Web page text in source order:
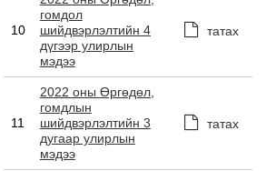
10
гомдол
шийдвэрлэлтийн 4
дүгээр улирлын
мэдээ
татах
11
2022 оны Өргөдөл,
гомдлын
шийдвэрлэлтийн 3
дугаар улирлын
мэдээ
татах